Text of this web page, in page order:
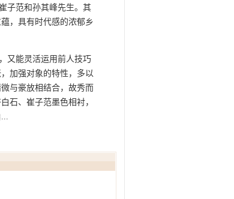
子范和孙其峰先生。其
，具有时代感的浓郁乡
又能灵活运用前人技巧
加强对象的特性，多以
与豪放相结合，故秀而
石、崔子范墨色相衬，